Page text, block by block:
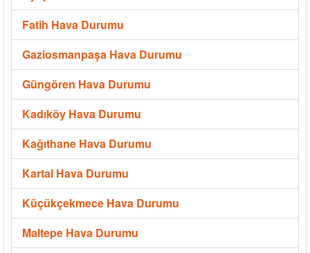
Fatih Hava Durumu
Gaziosmanpaşa Hava Durumu
Güngören Hava Durumu
Kadıköy Hava Durumu
Kağıthane Hava Durumu
Kartal Hava Durumu
Küçükçekmece Hava Durumu
Maltepe Hava Durumu